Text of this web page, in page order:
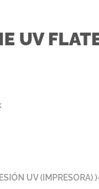
UV
UV (IMPRESORA)